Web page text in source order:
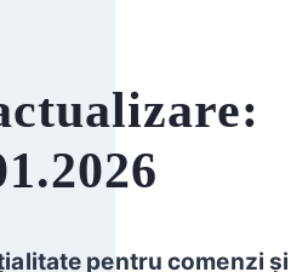
pentru comenzi și